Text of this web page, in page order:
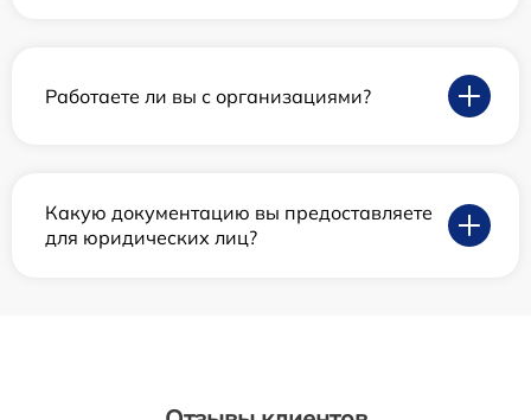
Работаете ли вы с организациями?
Какую документацию вы предоставляете
для юридических лиц?